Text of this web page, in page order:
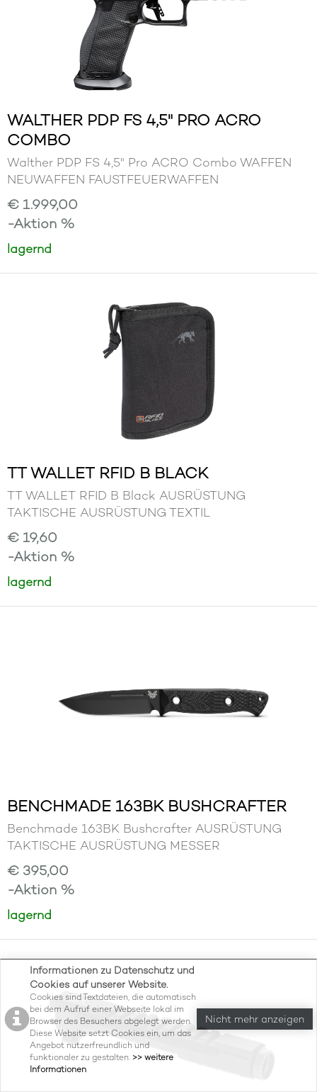
Informationen zu Datenschutz und
Cookies auf unserer Website.
Cookies sind Textdateien, die automatisch
bei dem Aufruf einer Webseite lokal im
Browser des Besuchers abgelegt werden.
Diese Website setzt Cookies ein, um das
Angebot nutzerfreundlich und
funktionaler zu gestalten. >> weitere
Informationen
Nicht mehr anzeigen
WALTHER PDP FS 4,5" PRO ACRO
COMBO
Walther PDP FS 4,5" Pro ACRO Combo WAFFEN
NEUWAFFEN FAUSTFEUERWAFFEN
€ 1.999,00
-Aktion %
lagernd
TT WALLET RFID B BLACK
TT WALLET RFID B Black AUSRÜSTUNG
TAKTISCHE AUSRÜSTUNG TEXTIL
€ 19,60
-Aktion %
lagernd
BENCHMADE 163BK BUSHCRAFTER
Benchmade 163BK Bushcrafter AUSRÜSTUNG
TAKTISCHE AUSRÜSTUNG MESSER
€ 395,00
-Aktion %
lagernd